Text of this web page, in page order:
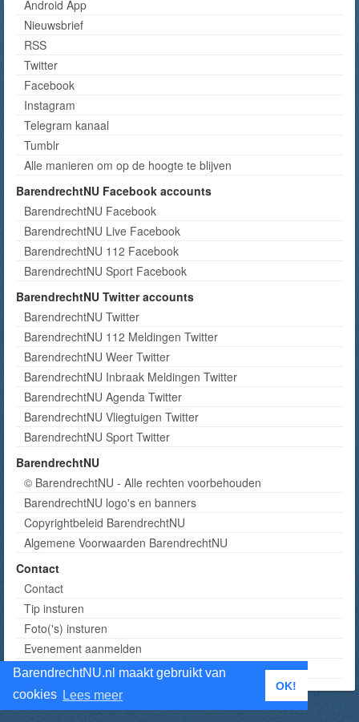
BarendrechtNU.nl maakt gebruikt van
cookies Lees meer
OK!
Android App
Nieuwsbrief
RSS
Twitter
Facebook
Instagram
Telegram kanaal
Tumblr
Alle manieren om op de hoogte te blijven
BarendrechtNU Facebook accounts
BarendrechtNU Facebook
BarendrechtNU Live Facebook
BarendrechtNU 112 Facebook
BarendrechtNU Sport Facebook
BarendrechtNU Twitter accounts
BarendrechtNU Twitter
BarendrechtNU 112 Meldingen Twitter
BarendrechtNU Weer Twitter
BarendrechtNU Inbraak Meldingen Twitter
BarendrechtNU Agenda Twitter
BarendrechtNU Vliegtuigen Twitter
BarendrechtNU Sport Twitter
BarendrechtNU
© BarendrechtNU - Alle rechten voorbehouden
BarendrechtNU logo's en banners
Copyrightbeleid BarendrechtNU
Algemene Voorwaarden BarendrechtNU
Contact
Contact
Tip insturen
Foto('s) insturen
Evenement aanmelden
Informatie aanvragen adverteren